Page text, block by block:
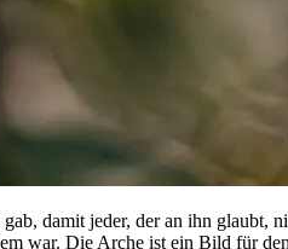
damit jeder, der an ihn glaubt,
war. Die Arche ist ein Bild für